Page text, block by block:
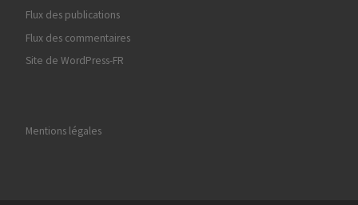
Flux des publications
Flux des commentaires
Site de WordPress-FR
Mentions légales